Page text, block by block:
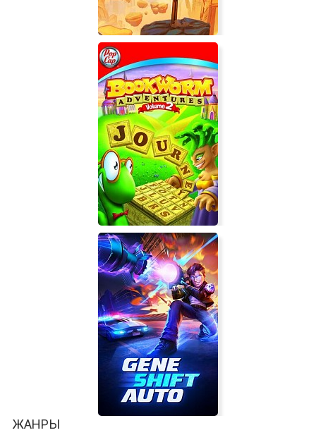
The Lone Blade
BookWorm Adventures Volume 2
ЖАНРЫ